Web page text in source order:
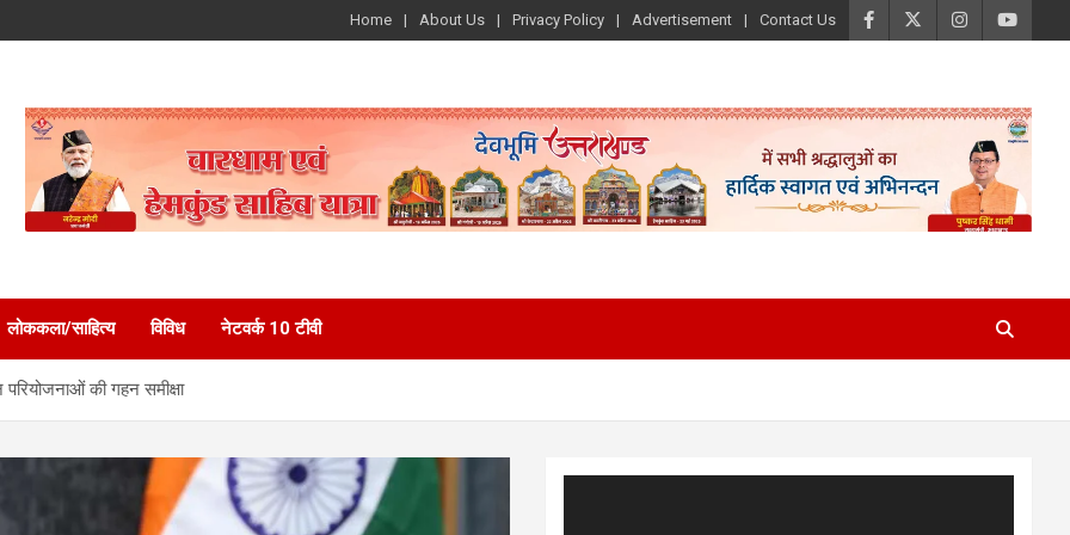
Home About Us Privacy Policy Advertisement Contact Us
लोककला/साहित्य विविध नेटवर्क 10 टीवी
की गहन समीक्षा